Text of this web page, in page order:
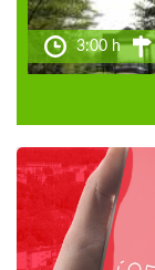
3:00 h